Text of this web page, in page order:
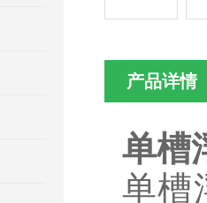
产品详情
单槽
单槽